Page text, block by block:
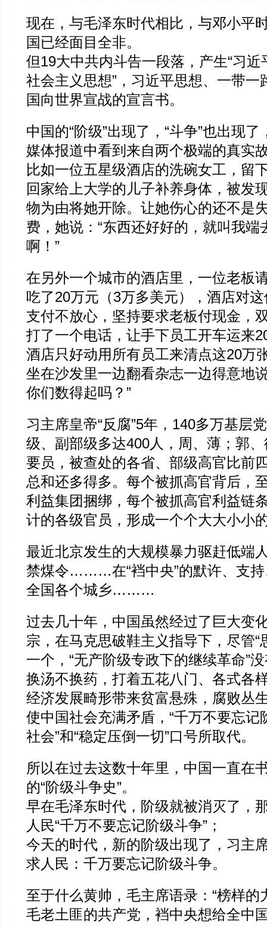
现在，与毛泽东时代相比，与邓小平
国已经面目全非。
但19大中共内斗告一段落，产生“习
社会主义思想”，习近平思想、一带一
国向世界宣战的宣言书。
中国的“阶级”出现了，“斗争”也出现
媒体报道中看到来自两个极端的真实
比如一位五星级酒店的洗碗女工，留
回家给上大学的儿子补养身体，被发
物为由将她开除。让她伤心的还不是
费，她说：“东西还好好的，就叫我端
啊！”
在另外一个城市的酒店里，一位老板
吃了20万元（3万多美元），酒店对
支付不放心，坚持要求老板付现金，
打了一个电话，让手下员工开车运来
酒店只好动用所有员工来清点这20万
坐在沙发里一边翻看杂志一边得意地
你们数得起吗？”
习主席皇帝“反腐”5年，140多万基层
级、副部级多达400人，周、薄；郭
要员，被查处的各省、部级高官比前
总和还多得多。每个被抓高官背后，
利益集团捆绑，每个被抓高官利益链
计的各级官员，形成一个个大大小小
最近北京发生的大规模暴力驱赶低端
禁煤令………在“裆中央”的默许、支持
全国各个城乡………
过去几十年，中国虽然经过了巨大变
宗，在马克思破鞋主义指导下，尽管“
一个，“无产阶级专政下的继续革命”
换汤不换药，打着五花八门、各式各
经济发展畸形带来贫富悬殊，腐败丛
使中国社会充满矛盾，“千万不要忘记
社会”和“稳定压倒一切”口号所取代。
所以在过去这数十年里，中国一直在
的“阶级斗争史”。
早在毛泽东时代，阶级就被消灭了，
人民“千万不要忘记阶级斗争”；
今天的时代，新的阶级出现了，习主
求人民：千万要忘记阶级斗争。
至于什么黄帅，毛主席语录：“榜样的
毛老土匪的共产党，裆中央想给全中